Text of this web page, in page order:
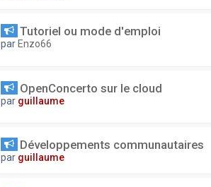
Tutoriel ou mode d'emploi
par Enzo66
OpenConcerto sur le cloud
par guillaume
Développements communautaires
par guillaume